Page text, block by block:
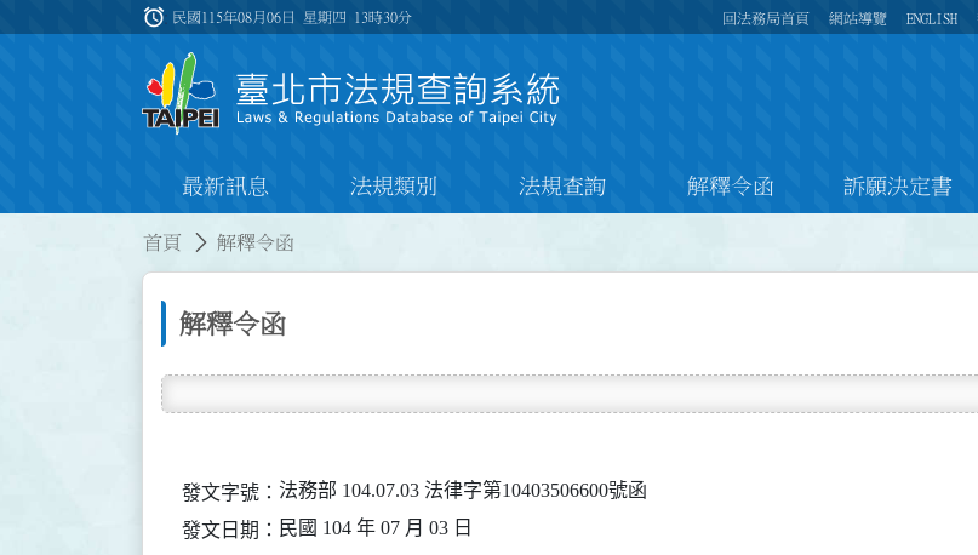
:::
alarm 民國115年08月06日 星期四 13時30分 回法務局首頁 網站導覽 ENGLISH
最新訊息 法規類別 法規查詢 解釋令函 訴願決定書
首頁 解釋令函
解釋令函
發文字號： 法務部 104.07.03 法律字第10403506600號函
發文日期： 民國 104 年 07 月 03 日